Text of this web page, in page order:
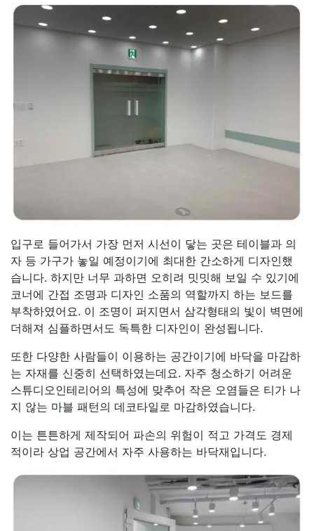
입구로 들어가서 가장 먼저 시선이 닿는 곳은 테이블과 의
자 등 가구가 놓일 예정이기에 최대한 간소하게 디자인했
습니다. 하지만 너무 과하면 오히려 밋밋해 보일 수 있기에
코너에 간접 조명과 디자인 소품의 역할까지 하는 보드를
부착하였어요. 이 조명이 퍼지면서 삼각형태의 빛이 벽면에
더해져 심플하면서도 독특한 디자인이 완성됩니다.
또한 다양한 사람들이 이용하는 공간이기에 바닥을 마감하
는 자재를 신중히 선택하였는데요. 자주 청소하기 어려운
스튜디오인테리어의 특성에 맞추어 작은 오염들은 티가 나
지 않는 마블 패턴의 데코타일로 마감하였습니다.
이는 튼튼하게 제작되어 파손의 위험이 적고 가격도 경제
적이라 상업 공간에서 자주 사용하는 바닥재입니다.